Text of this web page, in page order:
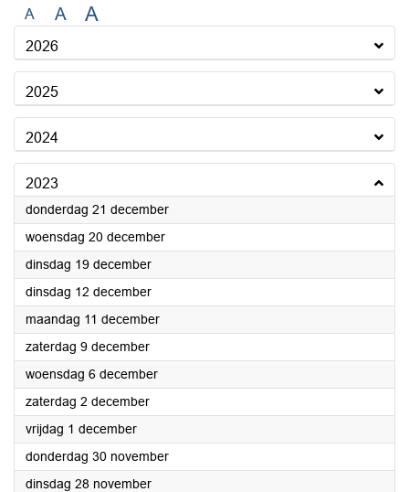
A A A
2026
2025
2024
2023
donderdag 21 december2023
woensdag 20 december2023
dinsdag 19 december2023
dinsdag 12 december2023
maandag 11 december2023
zaterdag 9 december2023
woensdag 6 december2023
zaterdag 2 december2023
vrijdag 1 december2023
donderdag 30 november2023
dinsdag 28 november2023